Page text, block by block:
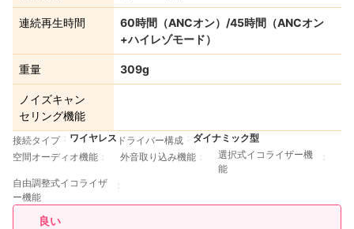
連続再生時間
60時間（ANCオン）/45時間（ANCオン
+ハイレゾモード）
重量 309g
ノイズキャン
セリング機能
接続タイプ ワイヤレス ドライバー構成
ダイナミック型
空間オーディオ機能
外音取り込み機能
選択式イコライザー機
能
自由調整式イコライザ
ー機能
良い